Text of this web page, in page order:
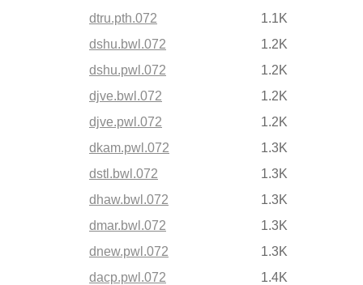
dtru.pth.072
1.1K
dshu.bwl.072
1.2K
dshu.pwl.072
1.2K
djve.bwl.072
1.2K
djve.pwl.072
1.2K
dkam.pwl.072
1.3K
dstl.bwl.072
1.3K
dhaw.bwl.072
1.3K
dmar.bwl.072
1.3K
dnew.pwl.072
1.3K
dacp.pwl.072
1.4K